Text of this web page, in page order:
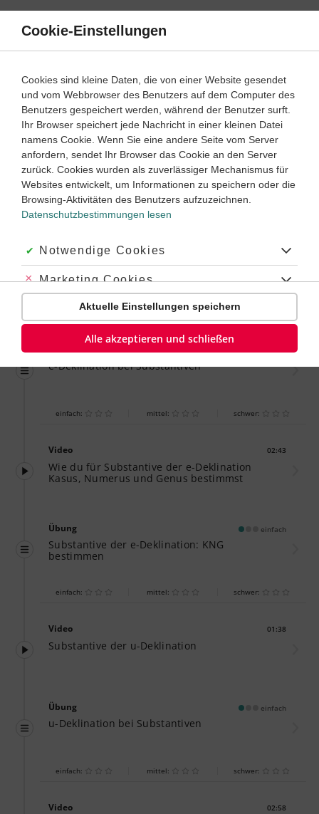
Direkt
Inhalt
Latein 2. ‐ 3. Lernjahr
Substantive der e- und u-Deklination
Dauer: 85 Minuten
Empfohlen von
Tutorin Ulrike
VIDEOS, AUFGABEN UND ÜBUNGEN ZUGEHÖRIGE KLASSENARBEITEN
Dauer:
einfach
e-Deklination bei Substantiven
einfach: mittel: schwer:
Video 02:43
Wie du für Substantive der e-Deklination
Kasus, Numerus und Genus bestimmst
Übung einfach
Substantive der e-Deklination: KNG
bestimmen
einfach: mittel: schwer:
Video 01:38
Substantive der u-Deklination
Übung einfach
u-Deklination bei Substantiven
einfach: mittel: schwer:
Video 02:58
Cookie-Einstellungen
Cookies sind kleine Daten, die von einer Website gesendet
und vom Webbrowser des Benutzers auf dem Computer des
Benutzers gespeichert werden, während der Benutzer surft.
Ihr Browser speichert jede Nachricht in einer kleinen Datei
namens Cookie. Wenn Sie eine andere Seite vom Server
anfordern, sendet Ihr Browser das Cookie an den Server
zurück. Cookies wurden als zuverlässiger Mechanismus für
Websites entwickelt, um Informationen zu speichern oder die
Browsing-Aktivitäten des Benutzers aufzuzeichnen.
Datenschutzbestimmungen lesen
Akzeptiert:
Notwendige Cookies
Abgelehnt:
Marketing Cookies
Abgelehnt:
Personalisierungs-Cookies
Aktuelle Einstellungen speichern
Alle akzeptieren und schließen